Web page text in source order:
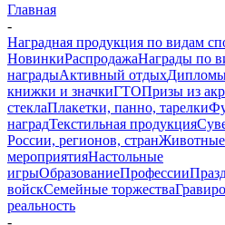
Главная
-
Наградная продукция по видам
НовинкиРаспродажаНаграды по
наградыАктивный отдых
книжки и значкиГТОПризы из
стеклаПлакетки, панно, тарелки
наградТекстильная продукция
России, регионов, странЖивотные
мероприятияНастольные
игрыОбразованиеПрофессии
войскСемейные торжества
реальность
-